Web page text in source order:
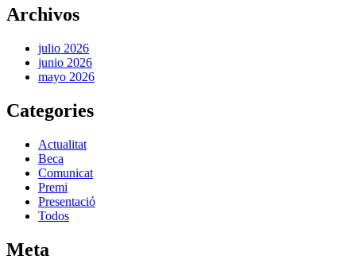
Archivos
julio 2026
junio 2026
mayo 2026
Categories
Actualitat
Beca
Comunicat
Premi
Presentació
Todos
Meta